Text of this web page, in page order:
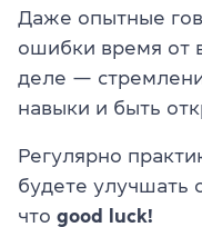
Даже опытные
ошибки время от
деле —
навыки и быть
Регулярно
будете улучшать
что good luck!